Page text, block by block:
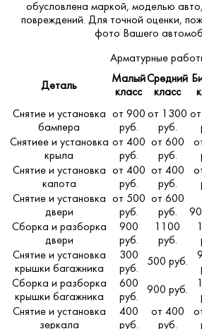
обусловлена маркой, моделью
повреждений. Для точной оценки,
фото Вашего
Арматурные
Деталь
Малый
класс
Средний
класс
Снятие и установка
бампера
от 900
руб.
от 1300
руб.
Снятиее и установка
крыла
от 400
руб.
от 600
руб.
Снятие и установка
капота
от 400
руб.
от 400
руб.
Снятие и установка
двери
от 500
руб.
от 600
руб.
Сборка и разборка
двери
900
руб.
1100
руб.
Снятие и установка
крышки багажника
300
руб.
500 руб.
Сборка и разборка
крышки багажника
600
руб.
900 руб.
Снятие и установка
зеркала
400
руб.
от 400
руб.